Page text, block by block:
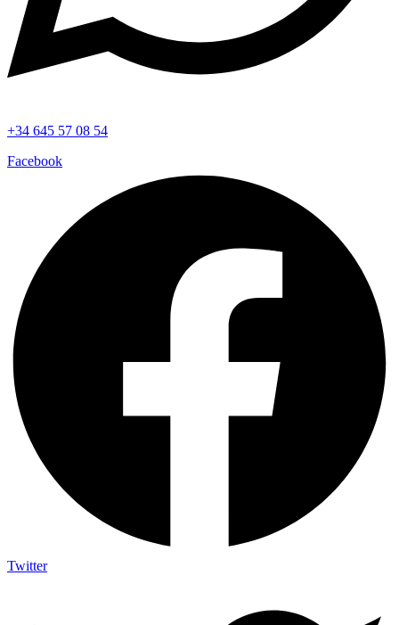
+34 645 57 08 54
Facebook
Twitter